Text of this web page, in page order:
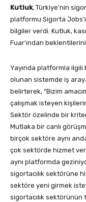
Kutluk, Türkiye’nin
platformu Sigorta
bilgiler verdi. Kutluk,
Fuar’ından
Yayında platformla ilgili
olunan sistemde iş
belirterek, “Bizim
çalışmak isteyen
Sektör özelinde bir
Mutlaka bir canlı
birçok sektöre aynı
çok sektörde hizmet
aynı platformda
sigortacılık sektörüne
sektöre yeni girmek
sigortacılık sektörünün